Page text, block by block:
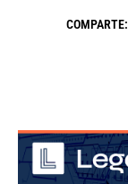
COMPARTE: